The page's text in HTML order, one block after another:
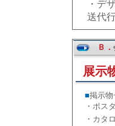
・デ
送代
Ｂ．
展示
■掲示物
・ポス
・カタ